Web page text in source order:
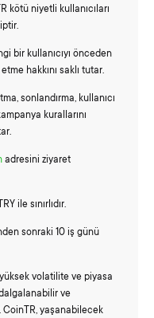
kötü niyetli kullanıcıları
bir kullanıcıyı önceden
hakkını saklı tutar.
sonlandırma, kullanıcı
kurallarını
adresini ziyaret
ile sınırlıdır.
sonraki 10 iş günü
volatilite ve piyasa
dalgalanabilir ve
CoinTR, yaşanabilecek